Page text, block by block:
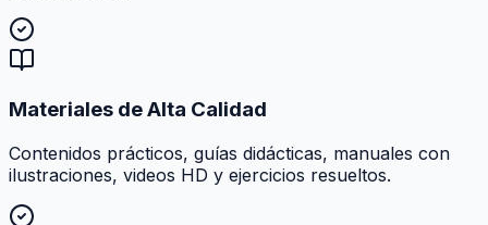
Materiales de Alta Calidad
Contenidos prácticos, guías didácticas, manuales con
ilustraciones, videos HD y ejercicios resueltos.